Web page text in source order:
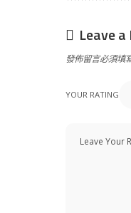
Leave
發佈留言必須填
YOUR RATING